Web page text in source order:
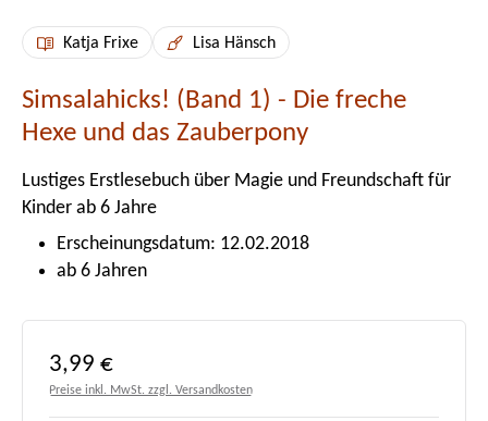
Katja Frixe Lisa Hänsch
Simsalahicks! (Band 1) - Die freche
Hexe und das Zauberpony
Lustiges Erstlesebuch über Magie und Freundschaft für
Kinder ab 6 Jahre
Erscheinungsdatum: 12.02.2018
ab 6 Jahren
Regulärer Preis:
3,99 €
Preise inkl. MwSt. zzgl. Versandkosten